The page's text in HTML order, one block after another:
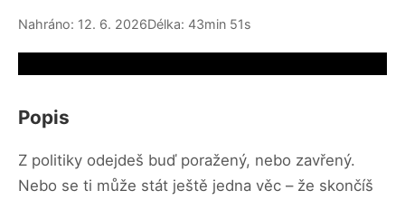
Nahráno: 12. 6. 2026Délka: 43min 51s
Popis
Z politiky odejdeš buď poražený, nebo zavřený.
Nebo se ti může stát ještě jedna věc – že skončíš